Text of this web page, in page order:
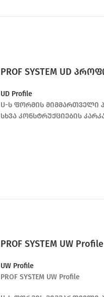
PROF SYSTEM UD
UD Profile
U-ს ფორმის მიმმართველი
სხვა კონსტრუქციების
PROF SYSTEM UW Profile
UW Profile
PROF SYSTEM UW Profile